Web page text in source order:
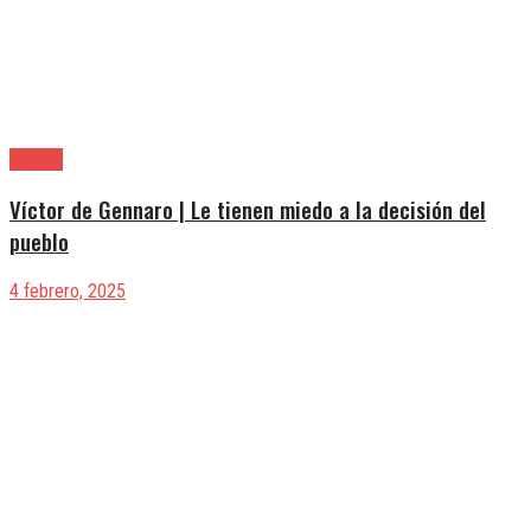
Víctor de Gennaro | Le tienen miedo a la decisión del
pueblo
4 febrero, 2025